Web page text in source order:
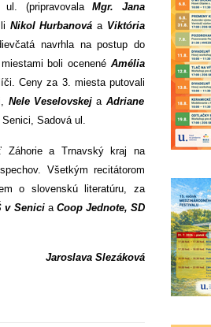
(pripravovalaMgr. Jana
Nikol Hurbanová a Viktória
navrhla na postup do
boli ocenenéAmélia
Ceny za 3. miesta putovali
Nele Veselovskej a Adriane
Sadová ul.
Záhorie a Trnavský kraj na
Všetkým recitátorom
o slovenskú literatúru, za
v SeniciaCoop Jednote, SD
Jaroslava Slezáková